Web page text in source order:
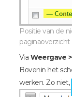
Positie van de
paginaoverzicht
Via Weergave
Bovenin het
werken. Zo